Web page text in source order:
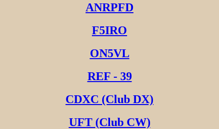
ANRPFD
F5IRO
ON5VL
REF - 39
CDXC (Club DX)
UFT (Club CW)